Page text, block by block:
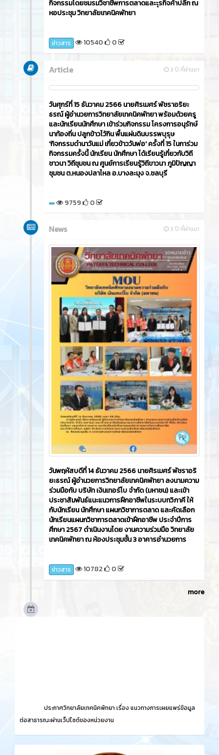
กิจกรรมโดยชมรมวิชาชีพการตลาดและะุรกิจค้าปลีก ณ
หอประชุม วิทยาลัยเทคนิคพัทยา
ข่าวสาร 10540 0
3 ปี ที่ผ่านมา
Article
วันศุกร์ที่ 15 ธันวาคม 2566​ นายศิรเมศร์ พัชราอริยะ
ธรณ์ ผู้อำนวยการวิทยาลัยเทคนิคพัทยา พร้อมด้วยครู
และนักเรียนนักศึกษา เข้าร่วมกิจกรรม โครงการอนุรักษ์
นาท้องถิ่น ปลูกข้าวไว้กิน พื้นแผ่นดินบรรพบุรุษ
'กิจกรรมดำนาวันแม่ เกี่ยวข้าววันพ่อ' ครั้งที่ 15 ในการ่วม
กิจกรรมครั้งนี้ นักเรียน นักศึกษา ได้เรียนรู้เกี่ยวกับวิถี
ชาวนา วิถีชุมชน ณ ศูนย์การเรียนรู้วิถีขาวนา ภูมิปัญญา
ชุมชน ต.หนองปลาไหล อ.บางละมุง จ.ชลบุรี
9759 0
3 ปี ที่ผ่านมา
News
วันพฤหัสบดีที่ 14 ธันวาคม 2566​ นายศิรเมศร์ พัชราอริ
ยะธรณ์ ผู้อำนวยการวิทยาลัยเทคนิคพัทยา ลงนามความ
ร่วมมือกับ บริษัท เงินเทอร์โบ จำกัด (มหาชน) และเข้า
ประชาสัมพันธ์แนะแนวการฝึกอาชีพในระบบทวิภาคี ให้
กับนักเรียน นักศึกษา แผนกวิชาการตลาด และคัดเลือก
นักเรียนแผนกวิชาการตลาดเข้าฝึกอาชีพ ประจำปีการ
ศึกษา 2567 ดำเนินงานโดย งานความร่วมมือ วิทยาลัย
เทคนิคพัทยา ณ ห้องประชุมชั้น 3 อาคารอำนวยการ
ข่าวสาร 10782 0
more
ประกาศวิทยาลัยเทคนิคพัทยา เรื่อง แนวทางการเผยแพร่ข้อมูล
ต่อสาธารณะผ่านเว็ปไซต์ของหน่วยงาน